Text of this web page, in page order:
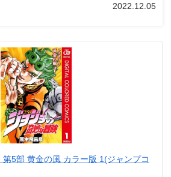
2022.12.05
5部 黄金の風 カラー版 1(ジャンプコ